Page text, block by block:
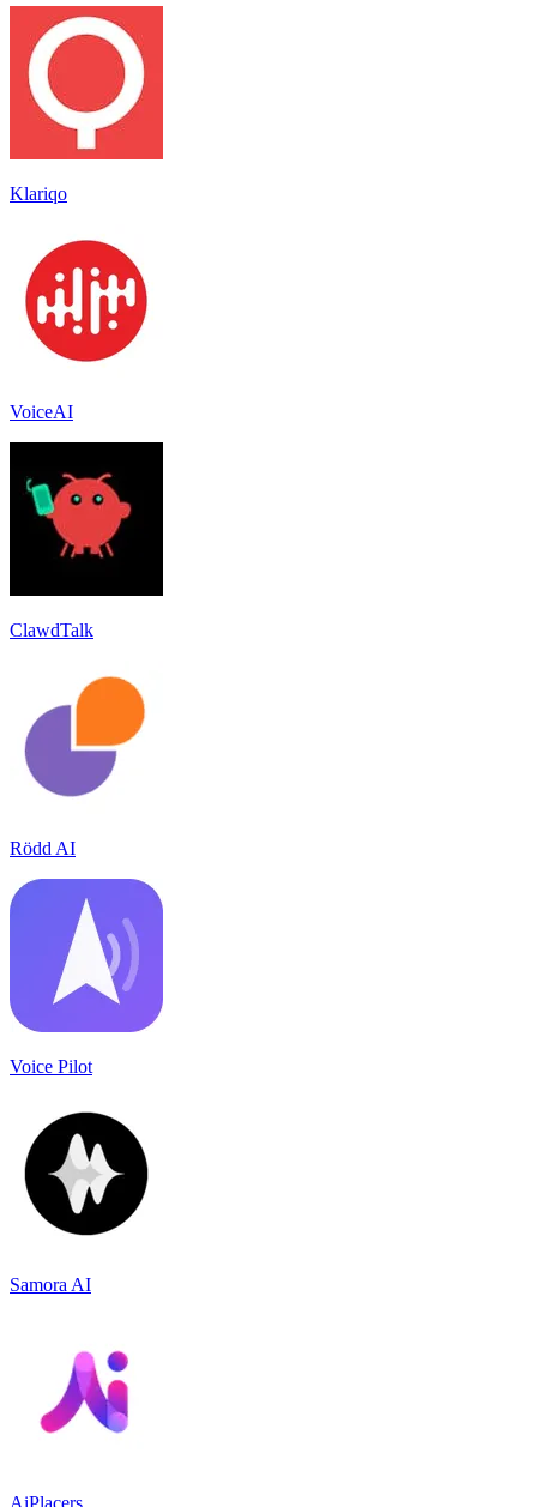
Klariqo
VoiceAI
ClawdTalk
Rödd AI
Voice Pilot
Samora AI
AiPlacers